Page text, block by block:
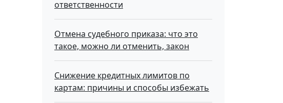
ответственности
Отмена судебного приказа: что это
такое, можно ли отменить, закон
Снижение кредитных лимитов по
картам: причины и способы избежать